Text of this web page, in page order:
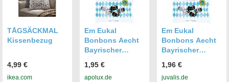
TÅGSÄCKMAL
Kissenbezug
4,99 €
ikea.com
Em Eukal
Bonbons Aecht
Bayrischer
Gg.azh
1,95 €
apolux.de
Em Eukal
Bonbons Aecht
Bayrischer
Gg.azh
1,96 €
juvalis.de